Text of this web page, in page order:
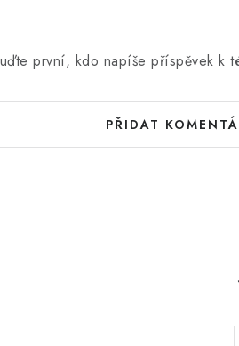
první, kdo napíše příspěvek k
PŘIDAT